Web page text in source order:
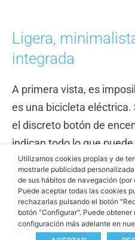
Ligera,
integrada
A primera vista, es
es una bicicleta eléctrica.
el discreto botón de
indican todo lo que
una sola velocidad.
requiere poco
sencillo. Se trata de una
que sortea todos los
ciudad.
Utilizamos cookies propias y de
mostrarle publicidad
de sus hábitos de navegación
Puede aceptar todas las cookies
rechazarlas pulsando el botón
botón "Configurar". Puede
configuración más adelante en